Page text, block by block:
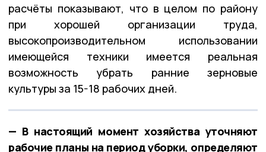
расчёты показывают, что в целом по району
при хорошей организации труда,
высокопроизводительном использовании
имеющейся техники имеется реальная
возможность убрать ранние зерновые
культуры за 15-18 рабочих дней.
— В настоящий момент хозяйства уточняют
рабочие планы на период уборки, определяют